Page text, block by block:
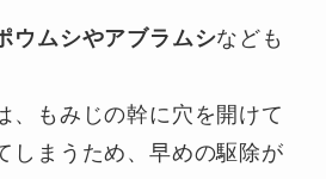
ウムシやアブラムシなども
、もみじの幹に穴を開けて
しまうため、早めの駆除が